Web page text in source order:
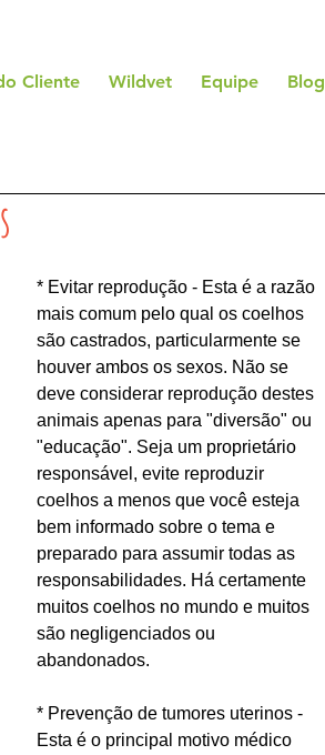
Cliente Wildvet Equipe Blog
* Evitar reprodução - Esta é a razão
mais comum pelo qual os coelhos
são castrados, particularmente se
houver ambos os sexos. Não se
deve considerar reprodução destes
animais apenas para "diversão" ou
"educação". Seja um proprietário
responsável, evite reproduzir
coelhos a menos que você esteja
bem informado sobre o tema e
preparado para assumir todas as
responsabilidades. Há certamente
muitos coelhos no mundo e muitos
são negligenciados ou
abandonados.
* Prevenção de tumores uterinos -
Esta é o principal motivo médico